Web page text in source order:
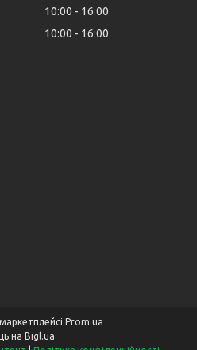
10:00
16:00
10:00 16:00
Prom.ua
на Bigl.ua